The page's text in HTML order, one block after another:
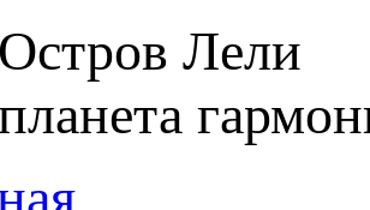
Остров Лели